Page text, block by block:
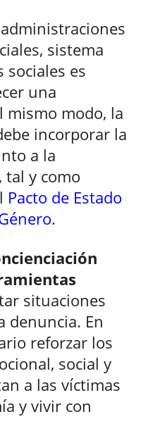
sistema
sociales es
una
mismo modo, la
incorporar la
a la
tal y como
Pacto de Estado
situaciones
denuncia. En
reforzar los
social y
a las víctimas
y vivir con